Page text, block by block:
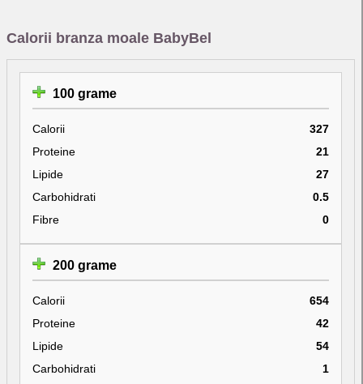
Calorii branza moale BabyBel
100 grame
Calorii
327
Proteine
21
Lipide
27
Carbohidrati
0.5
Fibre
0
200 grame
Calorii
654
Proteine
42
Lipide
54
Carbohidrati
1